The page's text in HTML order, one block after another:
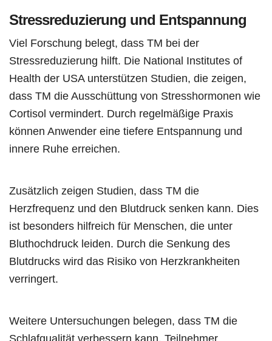
Stressreduzierung und Entspannung
Viel Forschung belegt, dass TM bei der
Stressreduzierung hilft. Die National Institutes of
Health der USA unterstützen Studien, die zeigen,
dass TM die Ausschüttung von Stresshormonen wie
Cortisol vermindert. Durch regelmäßige Praxis
können Anwender eine tiefere Entspannung und
innere Ruhe erreichen.
Zusätzlich zeigen Studien, dass TM die
Herzfrequenz und den Blutdruck senken kann. Dies
ist besonders hilfreich für Menschen, die unter
Bluthochdruck leiden. Durch die Senkung des
Blutdrucks wird das Risiko von Herzkrankheiten
verringert.
Weitere Untersuchungen belegen, dass TM die
Schlafqualität verbessern kann. Teilnehmer